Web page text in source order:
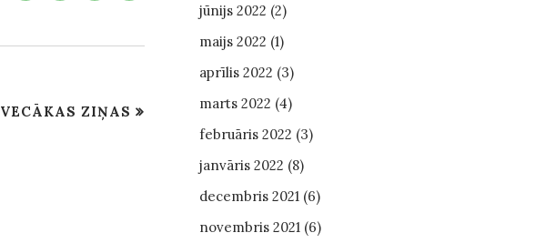
VECĀKAS ZIŅAS
jūnijs 2022 (2)
maijs 2022 (1)
aprīlis 2022 (3)
marts 2022 (4)
februāris 2022 (3)
janvāris 2022 (8)
decembris 2021 (6)
novembris 2021 (6)